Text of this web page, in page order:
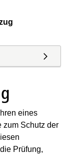
eines
zum Schutz der
Prüfung,